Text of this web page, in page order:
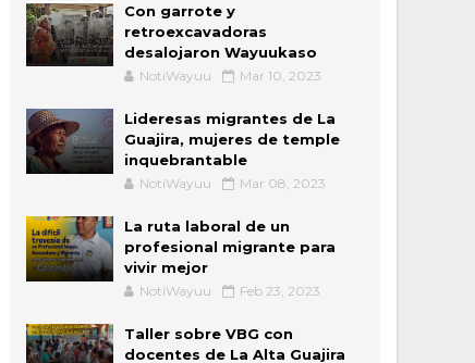
Con garrote y
retroexcavadoras
desalojaron Wayuukaso
NotiWayuu Mar 10, 2023
Lideresas migrantes de La
Guajira, mujeres de temple
inquebrantable
NotiWayuu Mar 08, 2023
La ruta laboral de un
profesional migrante para
vivir mejor
NotiWayuu Feb 23, 2023
Taller sobre VBG con
docentes de La Alta Guajira